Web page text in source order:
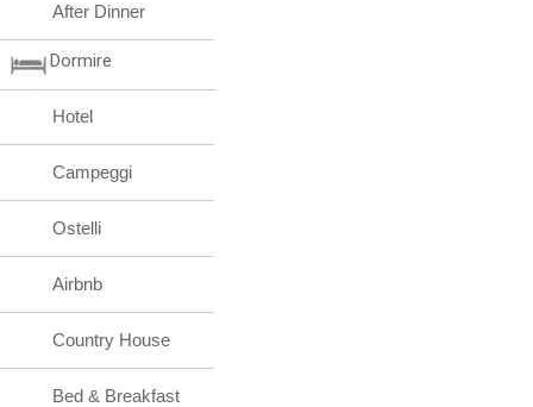
After Dinner
Dormire
Hotel
Campeggi
Ostelli
Airbnb
Country House
Bed & Breakfast